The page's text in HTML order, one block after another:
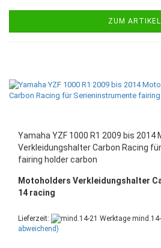
ZUM ARTIKEL
Yamaha YZF 1000 R1 2009 bis 2014
Verkleidungshalter Carbon Racing
fairing holder carbon
Motoholders Verkleidungshalter
14 racing
Lieferzeit:
abweichend)